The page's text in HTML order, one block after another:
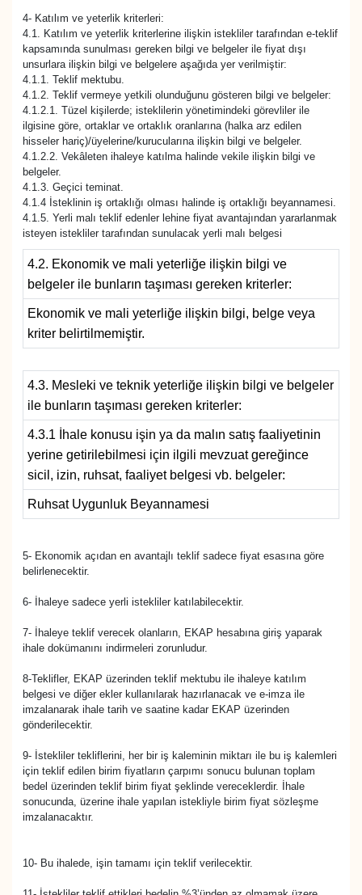
4- Katılım ve yeterlik kriterleri:
4.1. Katılım ve yeterlik kriterlerine ilişkin istekliler tarafından e-teklif
kapsamında sunulması gereken bilgi ve belgeler ile fiyat dışı
unsurlara ilişkin bilgi ve belgelere aşağıda yer verilmiştir:
4.1.1. Teklif mektubu.
4.1.2. Teklif vermeye yetkili olunduğunu gösteren bilgi ve belgeler:
4.1.2.1. Tüzel kişilerde; isteklilerin yönetimindeki görevliler ile
ilgisine göre, ortaklar ve ortaklık oranlarına (halka arz edilen
hisseler hariç)/üyelerine/kurucularına ilişkin bilgi ve belgeler.
4.1.2.2. Vekâleten ihaleye katılma halinde vekile ilişkin bilgi ve
belgeler.
4.1.3. Geçici teminat.
4.1.4 İsteklinin iş ortaklığı olması halinde iş ortaklığı beyannamesi.
4.1.5. Yerli malı teklif edenler lehine fiyat avantajından yararlanmak
isteyen istekliler tarafından sunulacak yerli malı belgesi
4.2. Ekonomik ve mali yeterliğe ilişkin bilgi ve
belgeler ile bunların taşıması gereken kriterler:
Ekonomik ve mali yeterliğe ilişkin bilgi, belge veya
kriter belirtilmemiştir.
4.3. Mesleki ve teknik yeterliğe ilişkin bilgi ve belgeler
ile bunların taşıması gereken kriterler:
4.3.1 İhale konusu işin ya da malın satış faaliyetinin
yerine getirilebilmesi için ilgili mevzuat gereğince
sicil, izin, ruhsat, faaliyet belgesi vb. belgeler:
Ruhsat Uygunluk Beyannamesi
5- Ekonomik açıdan en avantajlı teklif sadece fiyat esasına göre
belirlenecektir.
6- İhaleye sadece yerli istekliler katılabilecektir.
7- İhaleye teklif verecek olanların, EKAP hesabına giriş yaparak
ihale dokümanını indirmeleri zorunludur.
8-Teklifler, EKAP üzerinden teklif mektubu ile ihaleye katılım
belgesi ve diğer ekler kullanılarak hazırlanacak ve e-imza ile
imzalanarak ihale tarih ve saatine kadar EKAP üzerinden
gönderilecektir.
9- İstekliler tekliflerini, her bir iş kaleminin miktarı ile bu iş kalemleri
için teklif edilen birim fiyatların çarpımı sonucu bulunan toplam
bedel üzerinden teklif birim fiyat şeklinde vereceklerdir. İhale
sonucunda, üzerine ihale yapılan istekliyle birim fiyat sözleşme
imzalanacaktır.
10- Bu ihalede, işin tamamı için teklif verilecektir.